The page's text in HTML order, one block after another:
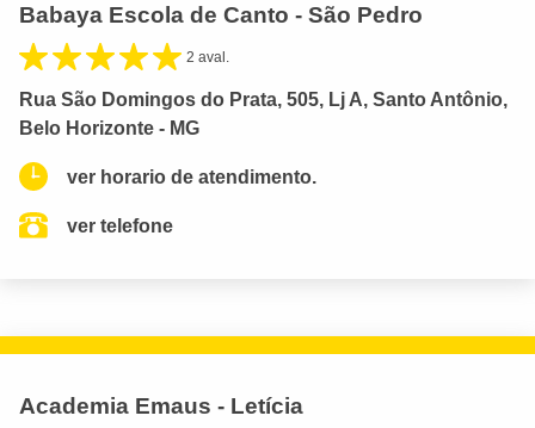
Babaya Escola de Canto - São Pedro
2 aval.
Rua São Domingos do Prata, 505, Lj A, Santo Antônio,
Belo Horizonte - MG
ver horario de atendimento.
ver telefone
Academia Emaus - Letícia